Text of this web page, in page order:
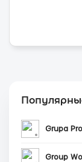
Grupa
Group